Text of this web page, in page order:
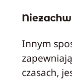
Innym
czasach,